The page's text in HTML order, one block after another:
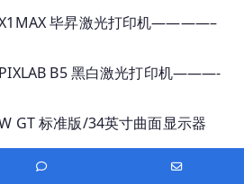
毕昇激光打印机————–
B5 黑白激光打印机———-
GT 标准版/34英寸曲面显示器
GT SOUND版/34英寸曲面显示